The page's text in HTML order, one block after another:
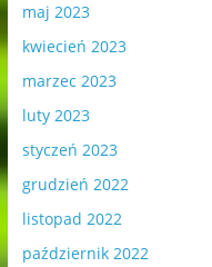
maj 2023
kwiecień 2023
marzec 2023
luty 2023
styczeń 2023
grudzień 2022
listopad 2022
październik 2022